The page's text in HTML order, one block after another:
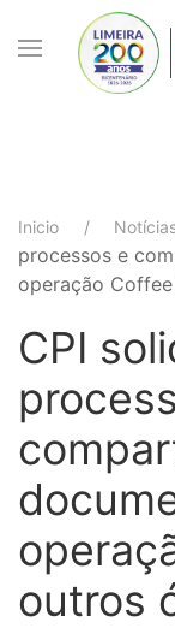
Inicio
processos e
operação
CPI
outros